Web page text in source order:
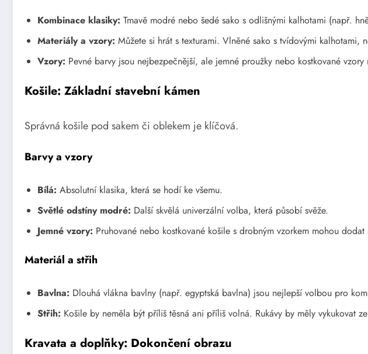
Kombinace klasiky: Tmavě modré nebo šedé sako s odlišnými kalhotami (např.
Materiály a vzory: Můžete si hrát s texturami. Vlněné sako s tvídovými
Vzory: Pevné barvy jsou nejbezpečnější, ale jemné proužky nebo kostkované
Košile: Základní stavební kámen
Správná košile pod sakem či oblekem je klíčová.
Barvy a vzory
Bílá: Absolutní klasika, která se hodí ke všemu.
Světlé odstíny modré: Další skvělá univerzální volba, která působí svěže.
Jemné vzory: Pruhované nebo kostkované košile s drobným vzorkem mohou
Materiál a střih
Bavlna: Dlouhá vlákna bavlny (např. egyptská bavlna) jsou nejlepší volbou pro
Střih: Košile by neměla být příliš těsná ani příliš volná. Rukávy by měly vykukovat
Kravata a doplňky: Dokončení obrazu